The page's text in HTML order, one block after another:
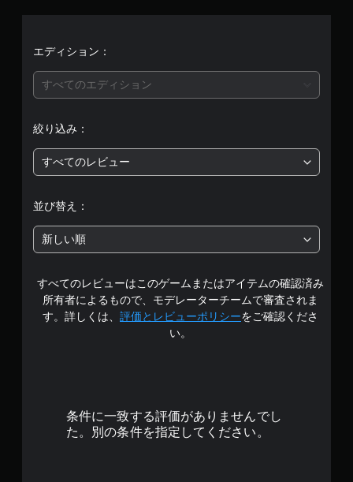
段
階
の
4
.
4
エディション：
すべてのエディション
絞り込み：
すべてのレビュー
並び替え：
新しい順
すべてのレビューはこのゲームまたはアイテムの確認済み
所有者によるもので、モデレーターチームで審査されま
す。詳しくは、 評価とレビューポリシーをご確認くださ
い。
条件に一致する評価がありませんでし
た。別の条件を指定してください。